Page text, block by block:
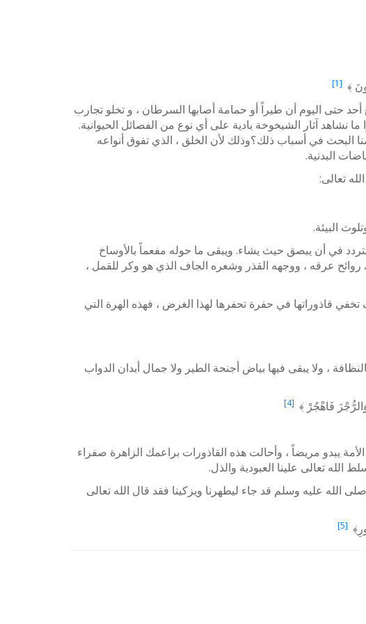
﴾ [1]
أحد حتى اليوم أن طيراً أو حمامة أصابها السرطان ، و تخلو تجارب
نشاهد آثار الشيخوخة بادية على أي نوع من الفصائل الحيوانية.
البحث في أسباب ذلك؟وذلك لأن الخلق ، الذي تفوق أنواعه
البدنية.
تعالى:
البيئة.
في أن يبصق حيث يشاء. ويبقى ما حوله مفعماً بالأوساخ
روائح عرقه ، ووجهه القذر وشعره الجاف الذي هو وكر للقمل ،
قاذوراتها في حفرة تحفرها لهذا الغرض ، فهذه الهرة التي
، ولا يبقى فيها بياض أجنحة الطير ولا جمال أبدان الدواب
فَاهْجُرْ ﴾ [4]
يبدو مريضاً ، وأحالت هذه القاذورات براعمك الزاهرة صفراء
الله تعالى علينا العبودية والذل.
الله عليه وسلم قد جاء ليطهرنا ويزكينا فقد قال الله تعالى
[5]